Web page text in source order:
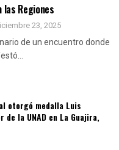
las Regiones
23, 2025
de un encuentro donde
otorgó medalla Luis
la UNAD en La Guajira,